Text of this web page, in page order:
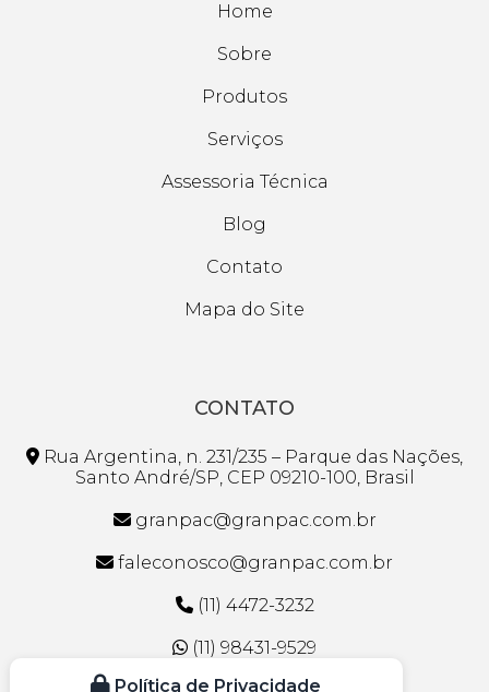
Home
Sobre
Produtos
Serviços
Assessoria Técnica
Blog
Contato
Mapa do Site
CONTATO
Rua Argentina, n. 231/235 – Parque das Nações,
Santo André/SP, CEP 09210-100, Brasil
granpac@granpac.com.br
faleconosco@granpac.com.br
(11) 4472-3232
(11) 98431-9529
Política de Privacidade